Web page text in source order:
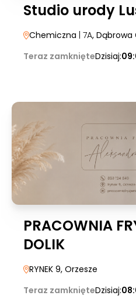
Studio urody
Chemiczna | 7A, Dąbrowa
Teraz zamknięteDzisiaj:
PRACOWNIA
DOLIK
RYNEK 9, Orzesze
Teraz zamknięteDzisiaj: